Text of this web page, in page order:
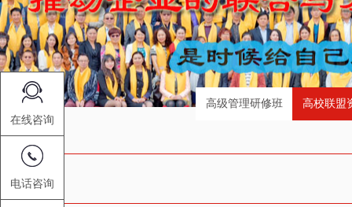
高级管理研修班 高校联盟
新闻
在线咨询
电话咨询